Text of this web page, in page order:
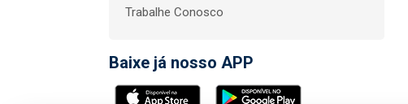
Trabalhe Conosco
Baixe já nosso APP